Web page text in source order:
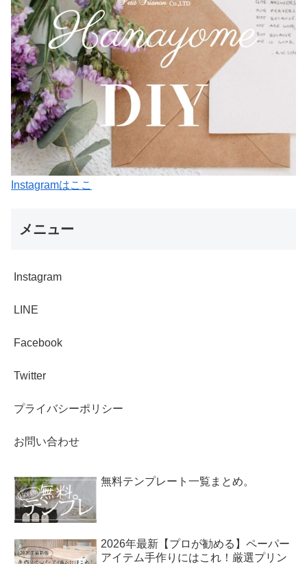
Instagramはここ
メニュー
Instagram
LINE
Facebook
Twitter
プライバシーポリシー
お問い合わせ
無料テンプレート一覧まとめ。
2026年最新【プロが勧める】ペーパー
アイテム手作りにはこれ！厳選プリン